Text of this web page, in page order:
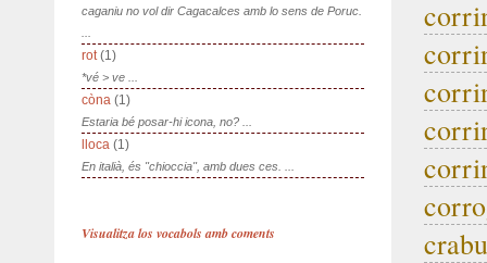
crabu
caganiu no vol dir Cagacalces amb lo sens de Poruc.
rot(1)
*vé > ve ...
còna (1)
Estaria bé posar-hi icona, no? ...
lloca (1)
En italià, és "chioccia", amb dues ces. ...
Visualitza los vocabols amb coments